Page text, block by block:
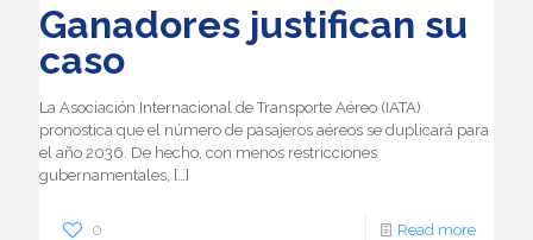
Ganadores justifican su
caso
La Asociación Internacional de Transporte Aéreo (IATA)
pronostica que el número de pasajeros aéreos se duplicará para
el año 2036. De hecho, con menos restricciones
gubernamentales, […]
0 Read more